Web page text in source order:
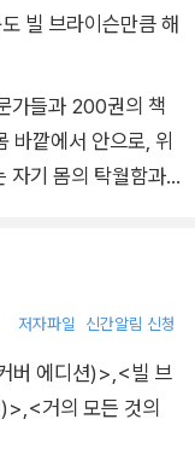
빌 브라이슨만큼 해
가들과 200권의 책
바깥에서 안으로, 위
기 몸의 탁월함과
저자파일 신간알림 신청
버 에디션)> <빌 브
<거의 모든 것의